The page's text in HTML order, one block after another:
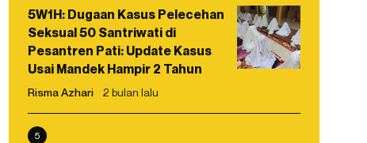
5W1H: Dugaan Kasus Pelecehan
Seksual 50 Santriwati di
Pesantren Pati: Update Kasus
Usai Mandek Hampir 2 Tahun
Risma Azhari 2 bulan lalu
5